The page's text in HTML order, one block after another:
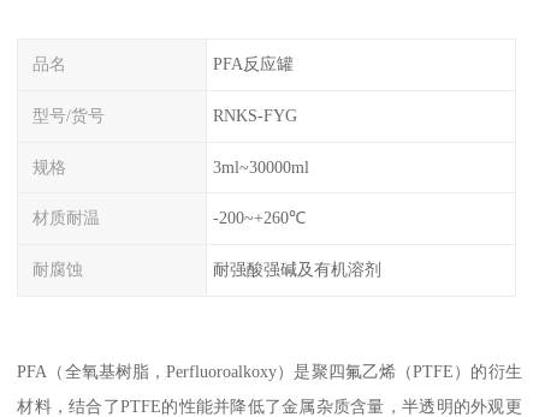
品名 PFA反应罐
型号/货号 RNKS-FYG
规格 3ml~30000ml
材质耐温 -200~+260℃
耐腐蚀 耐强酸强碱及有机溶剂
PFA（全氧基树脂，Perfluoroalkoxy）是聚四氟乙烯（PTFE）的衍生
材料，结合了PTFE的性能并降低了金属杂质含量，半透明的外观更